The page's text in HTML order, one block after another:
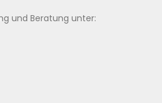
und Beratung unter: